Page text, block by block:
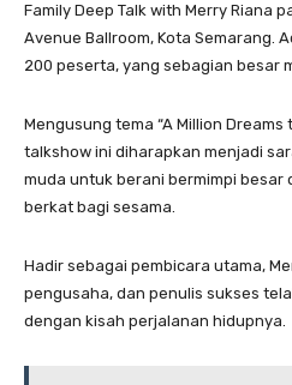
Family Deep Talk with Merry Riana
Avenue Ballroom, Kota Semarang.
200 peserta, yang sebagian besar
Mengusung tema “A Million Dreams
talkshow ini diharapkan menjadi
muda untuk berani bermimpi besar
berkat bagi sesama.
Hadir sebagai pembicara utama,
pengusaha, dan penulis sukses
dengan kisah perjalanan hidupnya.